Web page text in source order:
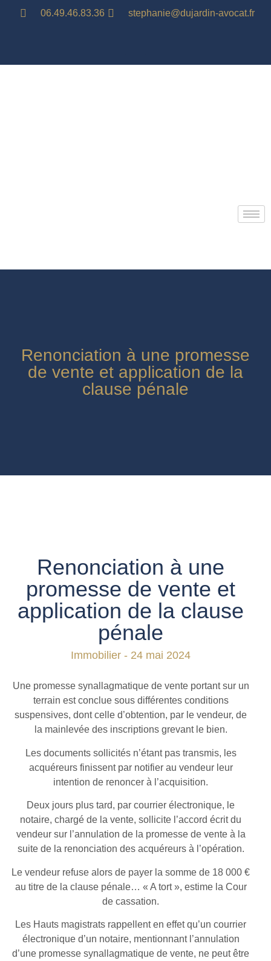
06.49.46.83.36 stephanie@dujardin-avocat.fr
Renonciation à une promesse
de vente et application de la
clause pénale
Renonciation à une
promesse de vente et
application de la clause
pénale
Immobilier - 24 mai 2024
Une promesse synallagmatique de vente portant sur un
terrain est conclue sous différentes conditions
suspensives, dont celle d’obtention, par le vendeur, de
la mainlevée des inscriptions grevant le bien.
Les documents sollicités n’étant pas transmis, les
acquéreurs finissent par notifier au vendeur leur
intention de renoncer à l’acquisition.
Deux jours plus tard, par courrier électronique, le
notaire, chargé de la vente, sollicite l’accord écrit du
vendeur sur l’annulation de la promesse de vente à la
suite de la renonciation des acquéreurs à l’opération.
Le vendeur refuse alors de payer la somme de 18 000 €
au titre de la clause pénale… « A tort », estime la Cour
de cassation.
Les Hauts magistrats rappellent en effet qu’un courrier
électronique d’un notaire, mentionnant l’annulation
d’une promesse synallagmatique de vente, ne peut être